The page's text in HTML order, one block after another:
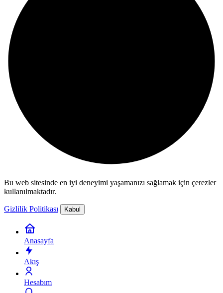
Bu web sitesinde en iyi deneyimi yaşamanızı sağlamak için çerezler
kullanılmaktadır.
Gizlilik Politikası Kabul
Anasayfa
Akış
Hesabım